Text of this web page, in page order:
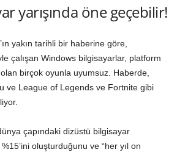
yarışında öne geçebilir!
yakın tarihli bir haberine göre,
çalışan Windows bilgisayarlar, platform
birçok oyunla uyumsuz. Haberde,
ve League of Legends ve Fortnite gibi
çapındaki dizüstü bilgisayar
%15’ini oluşturduğunu ve “her yıl on